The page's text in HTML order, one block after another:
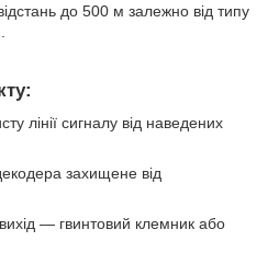
до 500 м залежно від типу
лінії сигналу від наведених
захищене від
— гвинтовий клемник або